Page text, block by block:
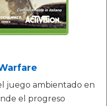
juego ambientado en
el progreso